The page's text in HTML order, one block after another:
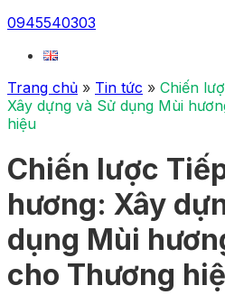
0945540303
Trang chủ » Tin tức » Chiến
Xây dựng và Sử dụng Mùi
hiệu
Chiến lược
hương: Xây
dụng Mùi
cho Thương